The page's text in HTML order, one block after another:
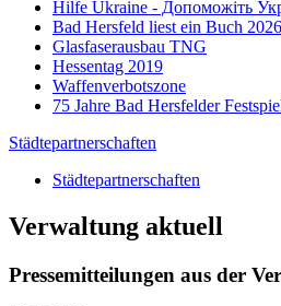
Hilfe Ukraine - Допоможіть
Bad Hersfeld liest ein Buch 2026
Glasfaserausbau TNG
Hessentag 2019
Waffenverbotszone
75 Jahre Bad Hersfelder
Städtepartnerschaften
Städtepartnerschaften
Verwaltung aktuell
Pressemitteilungen aus der